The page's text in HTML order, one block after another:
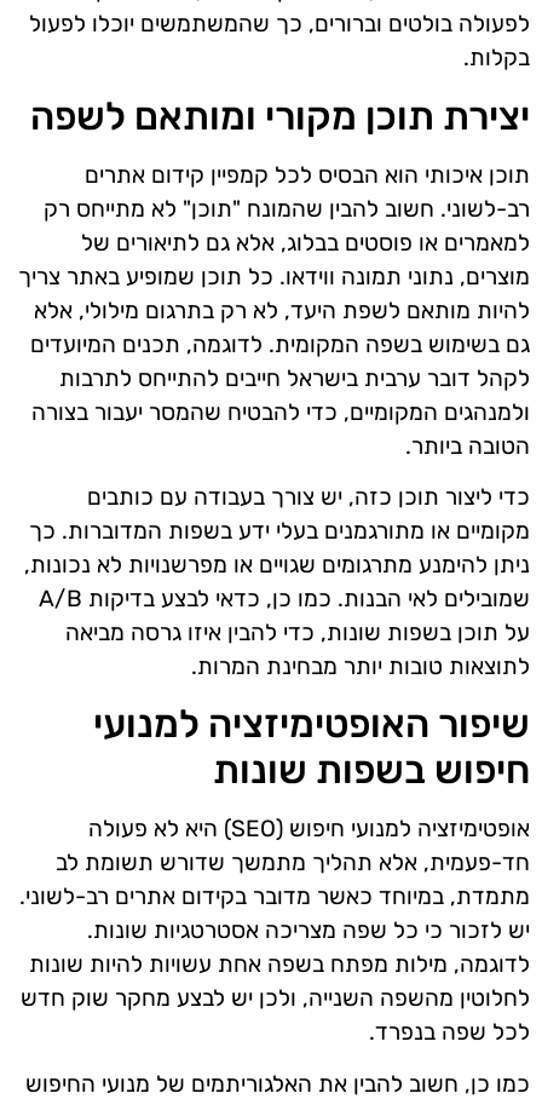
לפעולה בולטים וברורים, כך שהמשתמשים יוכלו לפעול
בקלות.
יצירת תוכן מקורי ומותאם לשפה
תוכן איכותי הוא הבסיס לכל קמפיין קידום אתרים
רב-לשוני. חשוב להבין שהמונח "תוכן" לא מתייחס רק
למאמרים או פוסטים בבלוג, אלא גם לתיאורים של
מוצרים, נתוני תמונה ווידאו. כל תוכן שמופיע באתר צריך
להיות מותאם לשפת היעד, לא רק בתרגום מילולי, אלא
גם בשימוש בשפה המקומית. לדוגמה, תכנים המיועדים
לקהל דובר ערבית בישראל חייבים להתייחס לתרבות
ולמנהגים המקומיים, כדי להבטיח שהמסר יעבור בצורה
הטובה ביותר.
כדי ליצור תוכן כזה, יש צורך בעבודה עם כותבים
מקומיים או מתורגמנים בעלי ידע בשפות המדוברות. כך
ניתן להימנע מתרגומים שגויים או מפרשנויות לא נכונות,
שמובילים לאי הבנות. כמו כן, כדאי לבצע בדיקות A/B
על תוכן בשפות שונות, כדי להבין איזו גרסה מביאה
לתוצאות טובות יותר מבחינת המרות.
שיפור האופטימיזציה למנועי
חיפוש בשפות שונות
אופטימיזציה למנועי חיפוש (SEO) היא לא פעולה
חד-פעמית, אלא תהליך מתמשך שדורש תשומת לב
מתמדת, במיוחד כאשר מדובר בקידום אתרים רב-לשוני.
יש לזכור כי כל שפה מצריכה אסטרטגיות שונות.
לדוגמה, מילות מפתח בשפה אחת עשויות להיות שונות
לחלוטין מהשפה השנייה, ולכן יש לבצע מחקר שוק חדש
לכל שפה בנפרד.
כמו כן, חשוב להבין את האלגוריתמים של מנועי החיפוש